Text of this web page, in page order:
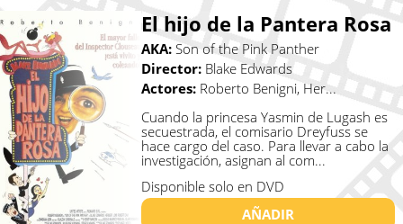
El hijo de la Pantera Rosa
AKA: Son of the Pink Panther
Director: Blake Edwards
Actores: Roberto Benigni, Her...
Cuando la princesa Yasmin de Lugash es
secuestrada, el comisario Dreyfuss se
hace cargo del caso. Para llevar a cabo la
investigación, asignan al com...
Disponible solo en DVD
AÑADIR